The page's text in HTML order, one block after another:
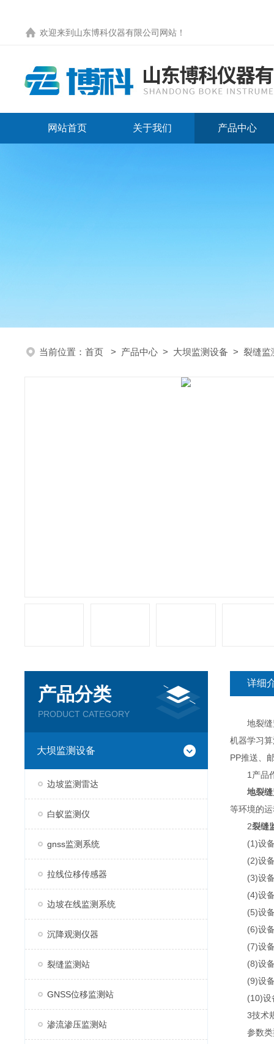
欢迎来到 山东博科仪器有限公司网站 ！
网站首页 关于我们 产品中心
当前位置： 首页 > 产品中心 > 大坝监测设备 > 裂缝监
产品分类
PRODUCT CATEGORY
大坝监测设备
边坡监测雷达
白蚁监测仪
gnss监测系统
拉线位移传感器
边坡在线监测系统
沉降观测仪器
裂缝监测站
GNSS位移监测站
渗流渗压监测站
详细
地裂缝监
机器学习
PP推送、
1产品
地裂
等环境的
2裂缝
(1)设备
(2)设备
(3)设备
(4)设备
(5)设备
(6)设备
(7)设备
(8)设备
(9)设备
(10)设备
3技术
参数类